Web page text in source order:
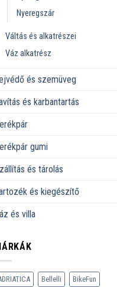
Nyeregszár
Váltás és alkatrészei
Váz alkatrész
és szemüveg
és karbantartás
gumi
és tárolás
és kiegészítő
és villa
Bellelli BikeFun